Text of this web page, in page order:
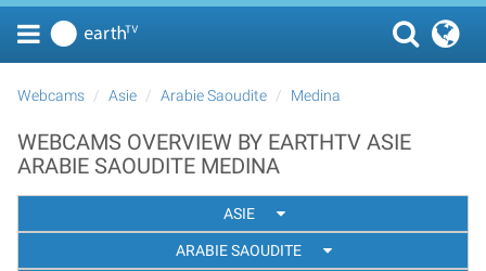
Webcams Asie Arabie Saoudite Medina
WEBCAMS OVERVIEW BY EARTHTV ASIE
ARABIE SAOUDITE MEDINA
ASIE
ARABIE SAOUDITE